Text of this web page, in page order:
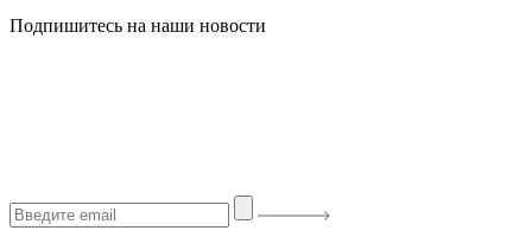
Подпишитесь на наши новости